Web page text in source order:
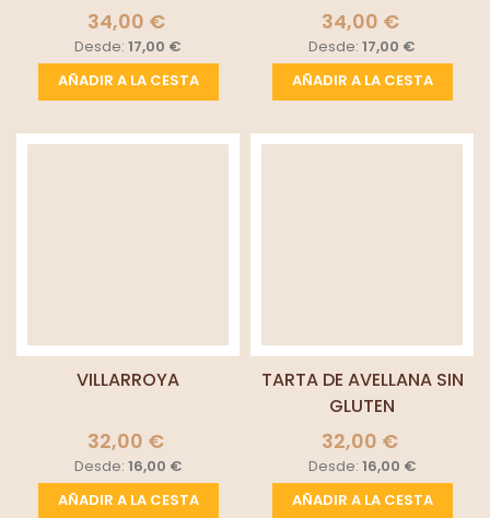
34,00 €
Desde: 17,00 €
AÑADIR A LA CESTA
34,00 €
Desde: 17,00 €
AÑADIR A LA CESTA
VILLARROYA
32,00 €
Desde: 16,00 €
AÑADIR A LA CESTA
TARTA DE AVELLANA SIN
GLUTEN
32,00 €
Desde: 16,00 €
AÑADIR A LA CESTA